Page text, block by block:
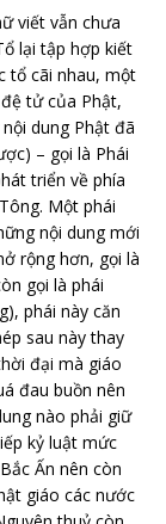
viết vẫn chưa
lại tập hợp kiết
tổ cãi nhau, một
tử của Phật,
dung Phật đã
– gọi là Phái
triển về phía
Một phái
nội dung mới
rộng hơn, gọi là
gọi là phái
phái này căn
sau này thay
đại mà giáo
đau buồn nên
nào phải giữ
kỷ luật mức
Ấn nên còn
giáo các nước